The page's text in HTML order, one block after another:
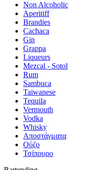
Non Alcoholic
Aperitiff
Brandies
Cachaca
Gin
Grappa
Liqueurs
Mezcal - Sotol
Rum
Sambuca
Taiwanese
Tequila
Vermouth
Vodka
Whisky
Αποστάγματα
Ούζο
Τσίπουρο